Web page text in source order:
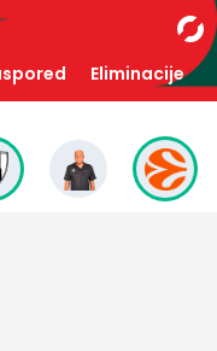
Eliminacije